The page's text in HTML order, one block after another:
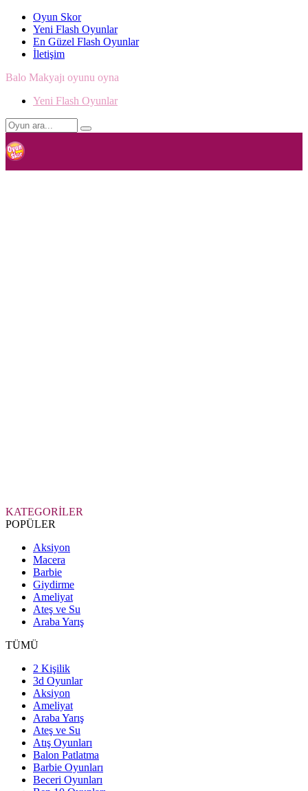
Oyun Skor
Yeni Flash Oyunlar
En Güzel Flash Oyunlar
İletişim
Balo Makyajı oyunu oyna
Yeni Flash Oyunlar
KATEGORİLER
POPÜLER
Aksiyon
Macera
Barbie
Giydirme
Ameliyat
Ateş ve Su
Araba Yarış
TÜMÜ
2 Kişilik
3d Oyunlar
Aksiyon
Ameliyat
Araba Yarış
Ateş ve Su
Atış Oyunları
Balon Patlatma
Barbie Oyunları
Beceri Oyunları